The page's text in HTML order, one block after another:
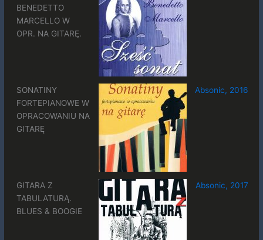
BENEDETTO
MARCELLO W
OPR. NA GITARĘ.
SONATINY
FORTEPIANOWE W
OPRACOWANIU NA
GITARĘ
Absonic, 2016
GITARA Z
TABULATURĄ.
BLUES & BOOGIE
Absonic, 2017